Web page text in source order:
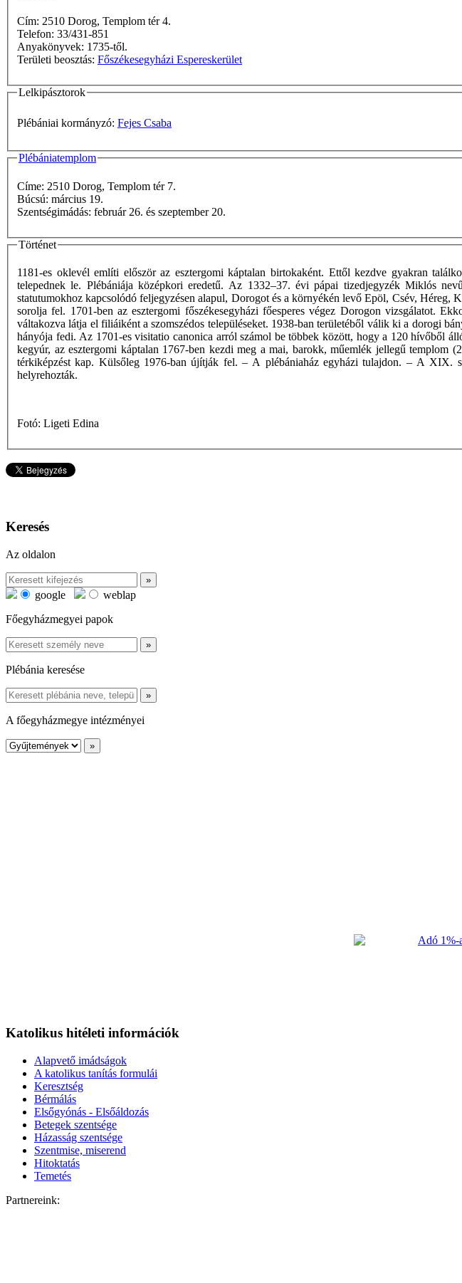
Cím: 2510 Dorog, Templom tér 4.
Telefon: 33/431-851
Anyakönyvek: 1735-től.
Területi beosztás: Főszékesegyházi Espereskerület
Lelkipásztorok
Plébániai kormányzó: Fejes Csaba
Plébániatemplom
Címe: 2510 Dorog, Templom tér 7.
Búcsú: március 19.
Szentségimádás: február 26. és szeptember 20.
Történet
1181-es oklevél említi először az esztergomi káptalan birtokaként. Ettől kezdve gyakran
telepednek le. Plébániája középkori eredetű. Az 1332–37. évi pápai tizedjegyzék Miklós
statutumokhoz kapcsolódó feljegyzésen alapul, Dorogot és a környékén levő Epöl, Csév, Héreg,
sorolja fel. 1701-ben az esztergomi főszékesegyházi főesperes végez Dorogon vizsgálatot.
váltakozva látja el filiáiként a szomszédos településeket. 1938-ban területéből válik ki a dorogi
hányója fedi. Az 1701-es visitatio canonica arról számol be többek között, hogy a 120 hívőből
kegyúr, az esztergomi káptalan 1767-ben kezdi meg a mai, barokk, műemlék jellegű
térkiképzést kap. Külsőleg 1976-ban újítják fel. – A plébániaház egyházi tulajdon. – A XIX.
helyrehozták.
Fotó: Ligeti Edina
Keresés
Az oldalon
google
weblap
Főegyházmegyei papok
Plébánia keresése
A főegyházmegye intézményei
Katolikus hitéleti információk
Alapvető imádságok
A katolikus tanítás formulái
Keresztség
Bérmálás
Elsőgyónás - Elsőáldozás
Betegek szentsége
Házasság szentsége
Szentmise, miserend
Hitoktatás
Temetés
Partnereink: